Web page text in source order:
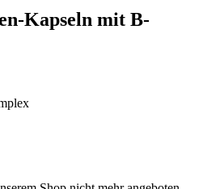
Kapseln mit B-